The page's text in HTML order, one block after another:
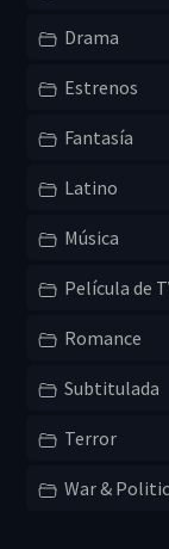
Drama
Estrenos
Fantasía
Latino
Música
Película de
Romance
Subtitulada
Terror
War &